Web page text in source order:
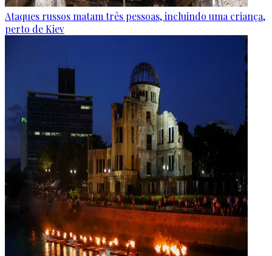
Ataques russos matam três pessoas, incluindo uma criança,
perto de Kiev